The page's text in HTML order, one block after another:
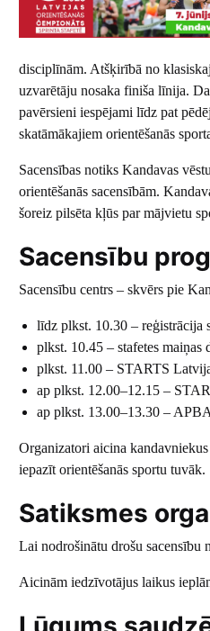
disciplīnām. Atšķirībā no
uzvarētāju nosaka finiša līnija.
pavērsieni iespējami līdz pat
skatāmākajiem orientēšanās
Sacensības notiks Kandavas
orientēšanās sacensībām.
šoreiz pilsēta kļūs par mājvietu
Sacensību
Sacensību centrs – skvērs pie
līdz plkst. 10.30 – reģistrācija
plkst. 10.45 – stafetes maiņas
plkst. 11.00 – STARTS
ap plkst. 12.00–12.15 –
ap plkst. 13.00–13.30 –
Organizatori aicina
iepazīt orientēšanās sportu tuvāk.
Satiksmes
Lai nodrošinātu drošu
Aicinām iedzīvotājus laikus